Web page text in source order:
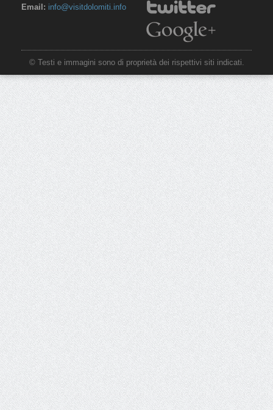
Email: info@visitdolomiti.info
© Testi e immagini sono di proprietà dei rispettivi siti indicati.